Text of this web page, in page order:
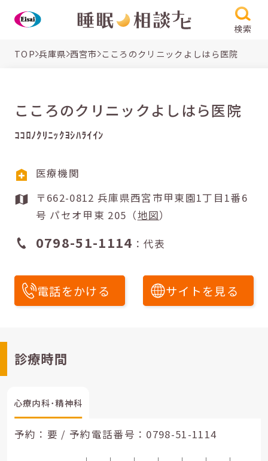
検索
TOP 兵庫県 西宮市 こころのクリニックよしはら医院
こころのクリニックよしはら医院
ｺｺﾛﾉｸﾘﾆｯｸﾖｼﾊﾗｲｲﾝ
医療機関
〒662-0812 兵庫県西宮市甲東園1丁目1番6
号 パセオ甲東 205（地図）
0798-51-1114 ：代表
電話をかける サイトを見る
診療時間
心療内科･精神科
予約：要 / 予約電話番号： 0798-51-1114